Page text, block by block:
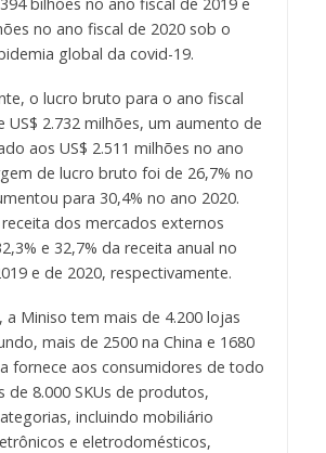
no ano fiscal de 2020 sob o
global da covid-19.
o lucro bruto para o ano fiscal
US$ 2.732 milhões, um aumento de
aos US$ 2.511 milhões no ano
de lucro bruto foi de 26,7% no
para 30,4% no ano 2020.
dos mercados externos
e 32,7% da receita anual no
e de 2020, respectivamente.
Miniso tem mais de 4.200 lojas
mais de 2500 na China e 1680
fornece aos consumidores de todo
de 8.000 SKUs de produtos,
incluindo mobiliário
e eletrodomésticos,